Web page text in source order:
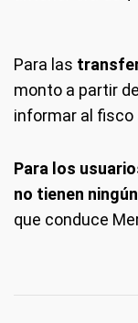
Para las
monto a partir
informar al fisco
Para los
no tienen
que conduce